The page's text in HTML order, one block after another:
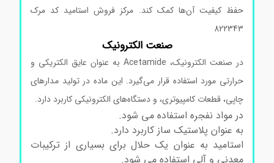
حفظ کیفیت آن‌ها کمک کند. مرکز فروش استامید کد مرک
822343
صنعت الکترونیک
در صنعت الکترونیک، Acetamide به عنوان عایق الکتریکی و
حرارتی مورد استفاده قرار می‌گیرد. این ماده در تولید مدارهای
چاپی، قطعات کامپیوتری، و دستگاه‌های الکترونیکی کاربرد دارد.
در مواد نفجره استفاده می شود.
به عنوان پلاستیک ساز کاربرد دارد.
استامید به عنوان یک حلال برای بسیاری از ترکیبات
معدنی و آلی استفاده می شود.